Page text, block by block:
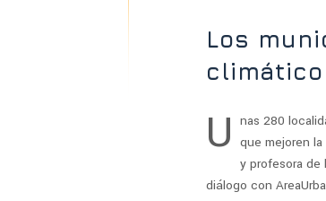
Los
climático
U nas 280
que mejoren
y profesora de
diálogo con